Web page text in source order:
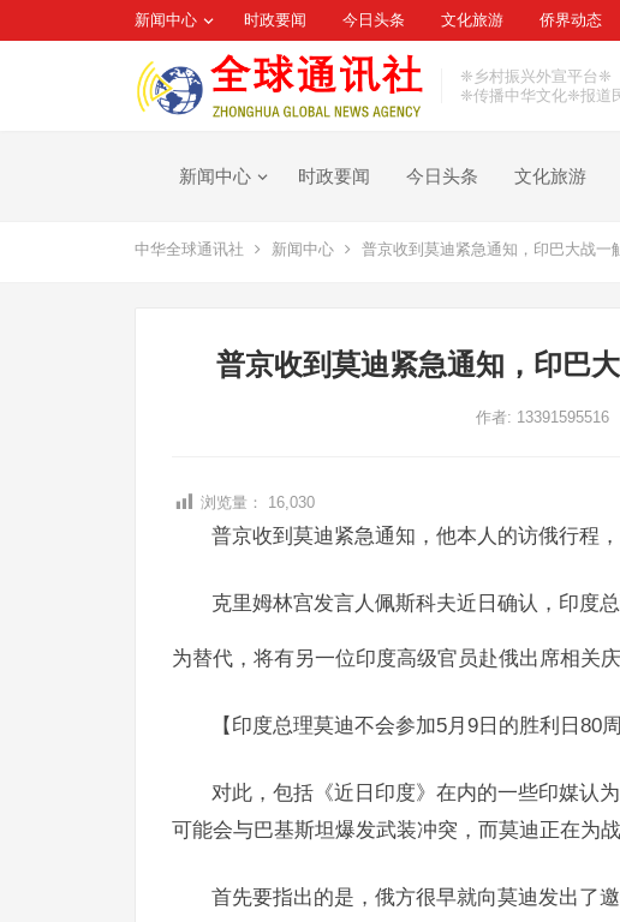
新闻中心 时政要闻 今日头条 文化旅游 侨界动态
❈乡村振兴外宣平台❈
❈传播中华文化❈报道
新闻中心 时政要闻 今日头条 文化旅游
中华全球通讯社 新闻中心 普京收到莫迪紧急通知，印巴大战一
普京收到莫迪紧急通知，印巴
作者: 13391595516
浏览量： 16,030
普京收到莫迪紧急通知，他本人的访俄行程
克里姆林宫发言人佩斯科夫近日确认，印度
为替代，将有另一位印度高级官员赴俄出席相关庆
【印度总理莫迪不会参加5月9日的胜利日80
对此，包括《近日印度》在内的一些印媒认
可能会与巴基斯坦爆发武装冲突，而莫迪正在为
首先要指出的是，俄方很早就向莫迪发出了